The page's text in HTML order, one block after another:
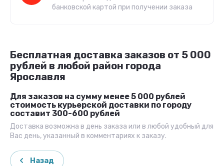
банковской картой при получении заказа
Бесплатная доставка заказов от 5 000
рублей в любой район города
Ярославля
Для заказов на сумму менее 5 000 рублей
стоимость курьерской доставки по городу
составит 300-600 рублей
Доставка возможна в день заказа или в любой удобный для
Вас день, указанный в комментариях к заказу.
Назад